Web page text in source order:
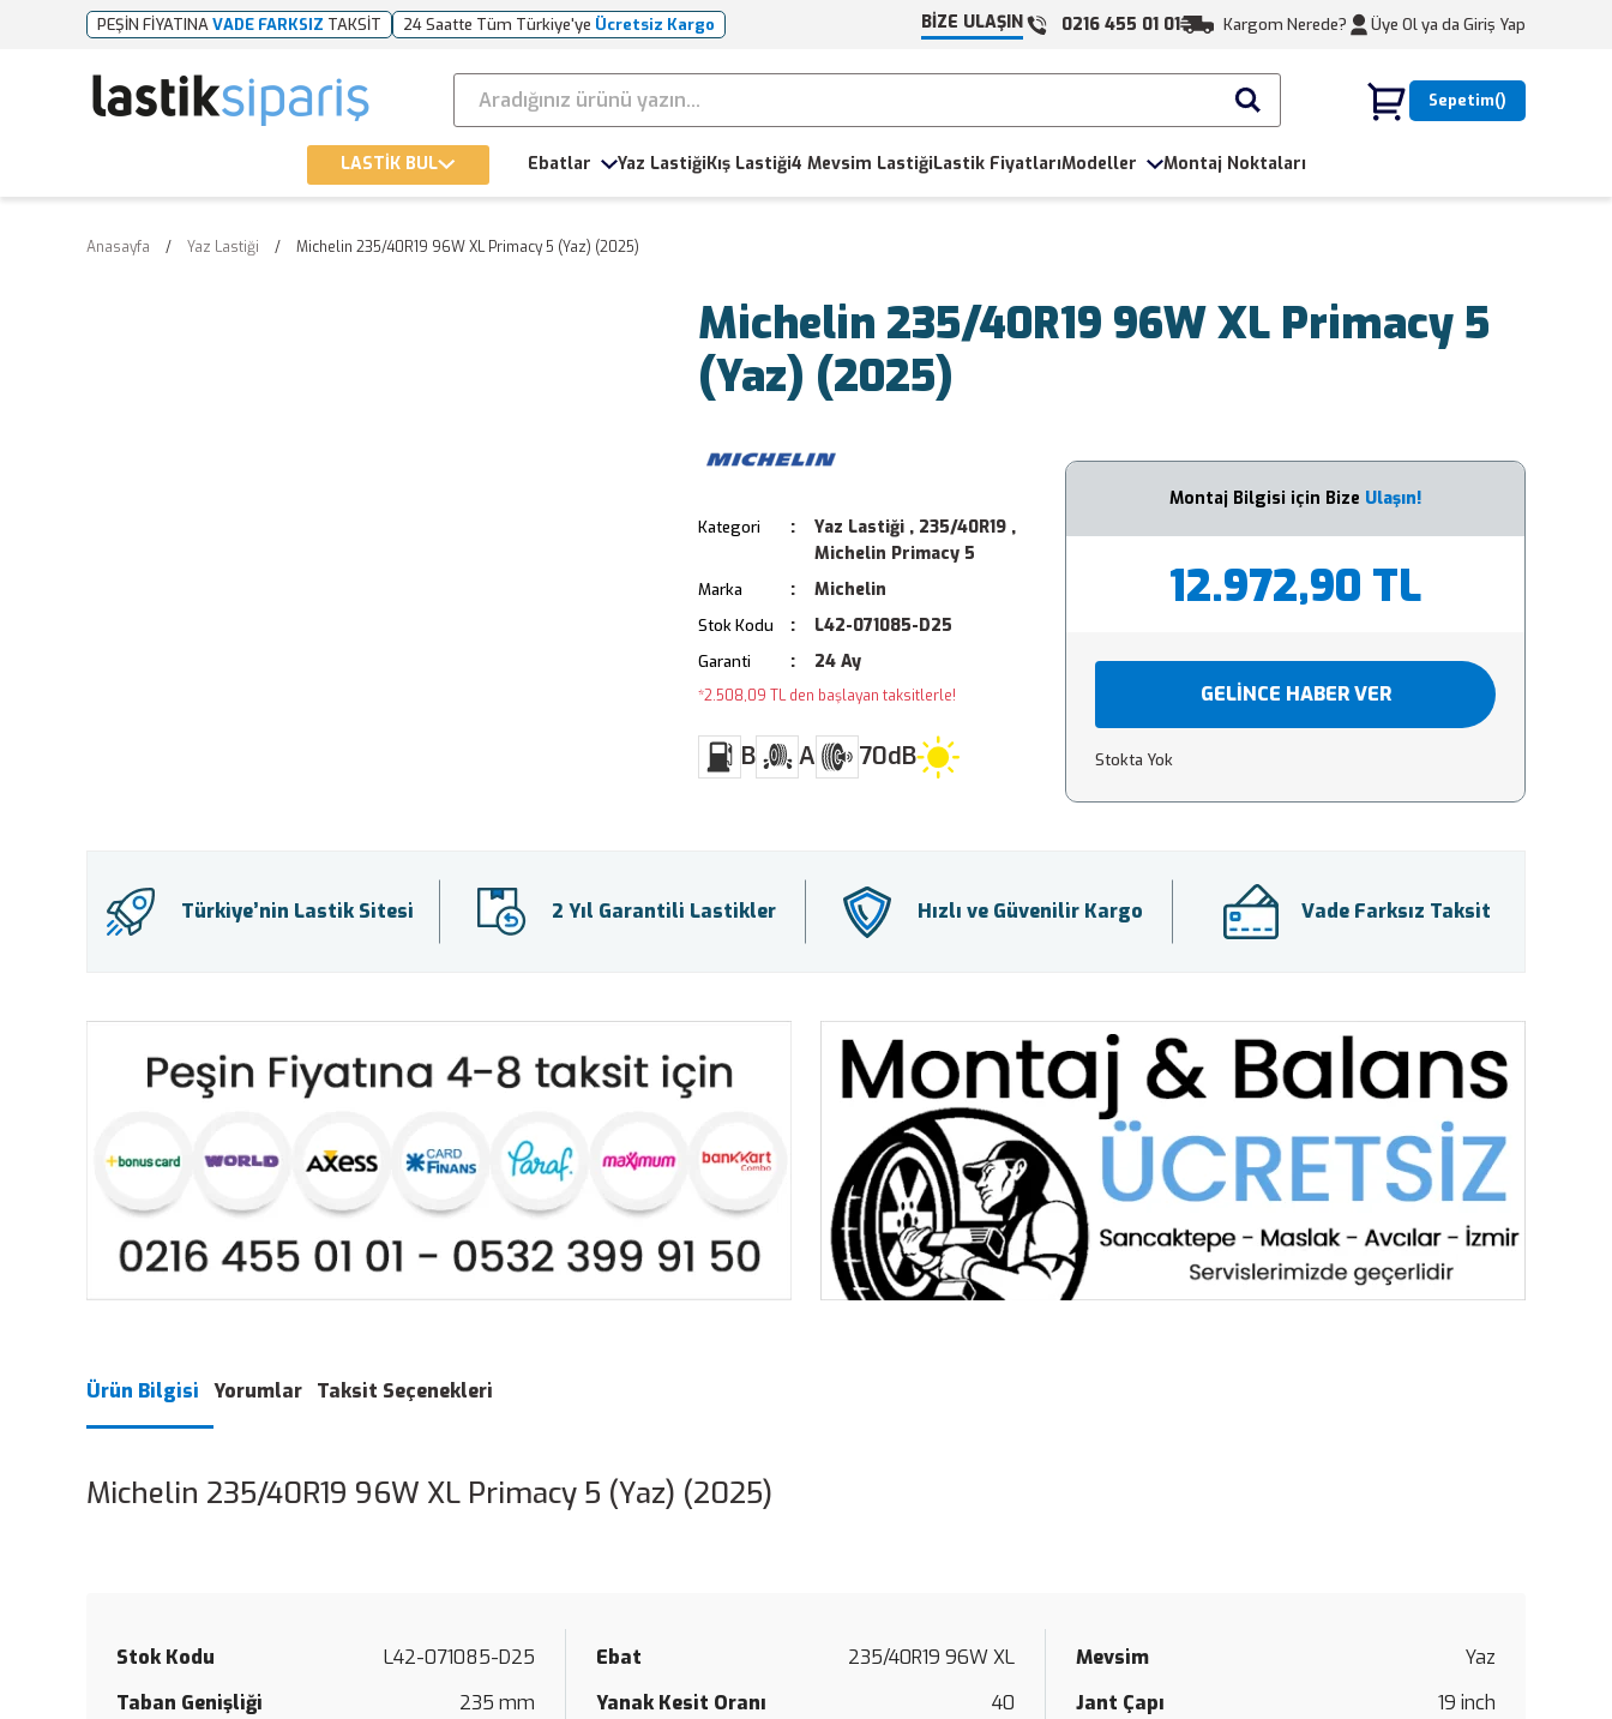
PEŞİN FİYATINAVADE FARKSIZ TAKSİT 24 Saatte Tüm Türkiye'ye Ücretsiz Kargo BİZE ULAŞIN 0216 455 01 01 Kargom Nerede? Üye Ol ya da Giriş Yap
Sepetim
LASTİK BUL Ebatlar Yaz LastiğiKış Lastiği4 Mevsim LastiğiLastik FiyatlarıModeller Montaj Noktaları
Anasayfa Yaz Lastiği Michelin 235/40R19 96W XL Primacy 5 (Yaz) (2025)
Michelin 235/40R19 96W XL Primacy 5
(Yaz) (2025)
Kategori Yaz Lastiği , 235/40R19 ,
Michelin Primacy 5
Marka Michelin
Stok Kodu L42-071085-D25
Garanti 24 Ay
*2.508,09 TL den başlayan taksitlerle!
B A 70dB
Montaj Bilgisi için Bize Ulaşın!
12.972,90 TL
GELİNCE HABER VER
Stokta Yok
Türkiye’nin Lastik Sitesi 2 Yıl Garantili Lastikler Hızlı ve Güvenilir Kargo Vade Farksız Taksit
Ürün Bilgisi Yorumlar Taksit Seçenekleri
Michelin 235/40R19 96W XL Primacy 5 (Yaz) (2025)
Stok Kodu L42-071085-D25 Ebat 235/40R19 96W XL Mevsim
Yaz
Taban Genişliği
235 mm Yanak Kesit Oranı 40 Jant Çapı
19 inch